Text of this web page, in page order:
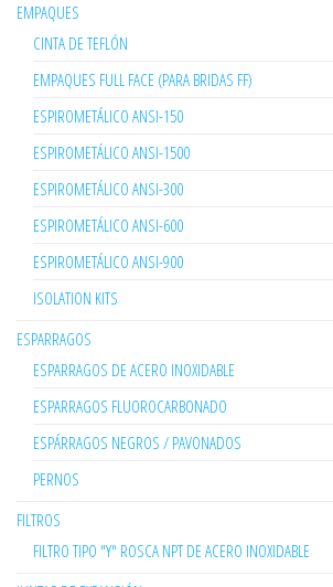
EMPAQUES
CINTA DE TEFLÓN
EMPAQUES FULL FACE (PARA BRIDAS FF)
ESPIROMETÁLICO ANSI-150
ESPIROMETÁLICO ANSI-1500
ESPIROMETÁLICO ANSI-300
ESPIROMETÁLICO ANSI-600
ESPIROMETÁLICO ANSI-900
ISOLATION KITS
ESPARRAGOS
ESPARRAGOS DE ACERO INOXIDABLE
ESPARRAGOS FLUOROCARBONADO
ESPÁRRAGOS NEGROS / PAVONADOS
PERNOS
FILTROS
FILTRO TIPO "Y" ROSCA NPT DE ACERO INOXIDABLE